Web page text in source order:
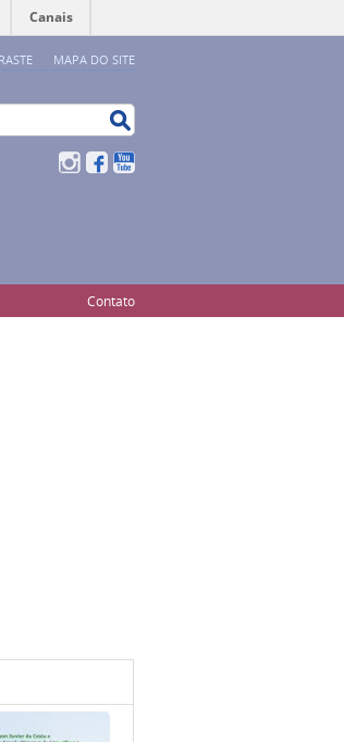
MAPA DO SITE
Canais
InstagramFacebook
Contato